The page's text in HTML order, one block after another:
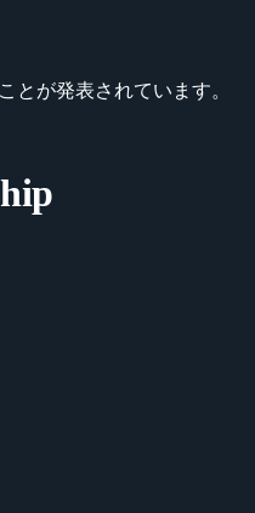
とが発表されています。